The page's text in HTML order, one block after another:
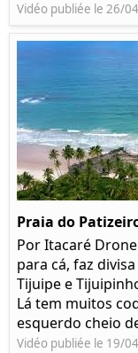
Vidéo publiée le 26/
Praia do
Por Itacaré
para cá, faz
Tijuipe e
Lá tem muitos
esquerdo cheio
Vidéo publiée le 19/